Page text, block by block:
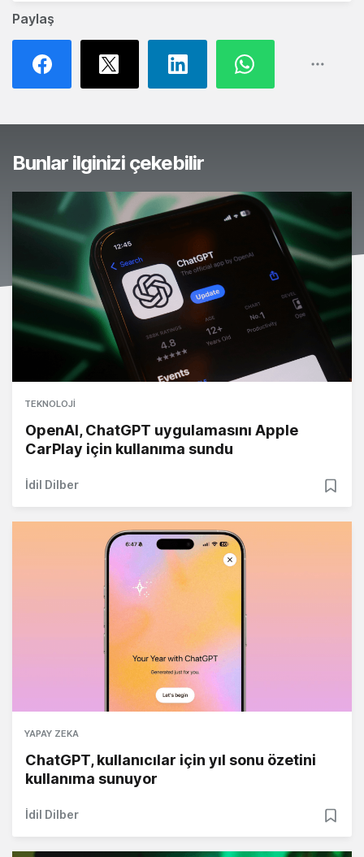
Paylaş
Bunlar ilginizi çekebilir
TEKNOLOJI
OpenAI, ChatGPT uygulamasını Apple
CarPlay için kullanıma sundu
İdil Dilber
YAPAY ZEKA
ChatGPT, kullanıcılar için yıl sonu özetini
kullanıma sunuyor
İdil Dilber